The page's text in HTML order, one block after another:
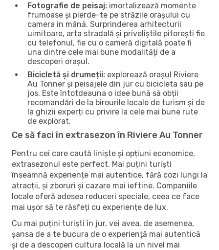
Fotografie de peisaj: imortalizează momente
frumoase și pierde-te pe străzile orașului cu
camera in mână. Surprinderea arhitecturii
uimitoare, arta stradală și priveliștile pitorești fie
cu telefonul, fie cu o cameră digitală poate fi
una dintre cele mai bune modalități de a
descoperi orașul.
Bicicletă și drumeții: explorează orașul Riviere
Au Tonner și peisajele din jur cu bicicleta sau pe
jos. Este întotdeauna o idee bună să obții
recomandări de la birourile locale de turism și de
la ghizii experți cu privire la cele mai bune rute
de explorat.
Ce să faci în extrasezon în Riviere Au Tonner
Pentru cei care caută liniște și opțiuni economice,
extrasezonul este perfect. Mai puțini turiști
înseamnă experiențe mai autentice, fără cozi lungi la
atracții, și zboruri și cazare mai ieftine. Companiile
locale oferă adesea reduceri speciale, ceea ce face
mai ușor să te răsfeți cu experiențe de lux.
Cu mai puțini turiști în jur, vei avea, de asemenea,
șansa de a te bucura de o experiență mai autentică
și de a descoperi cultura locală la un nivel mai